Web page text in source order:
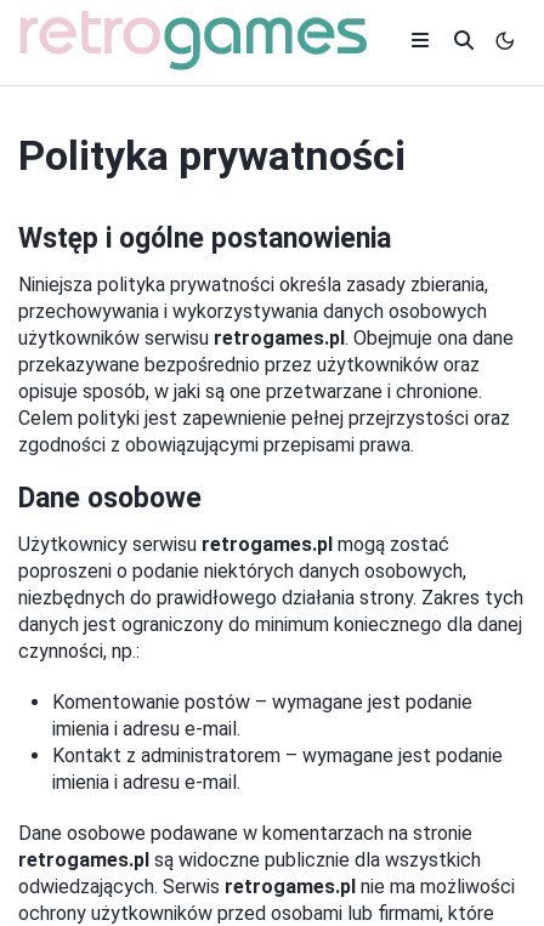
Polityka prywatności
Wstęp i ogólne postanowienia
Niniejsza polityka prywatności określa zasady zbierania,
przechowywania i wykorzystywania danych osobowych
użytkowników serwisu retrogames.pl. Obejmuje ona dane
przekazywane bezpośrednio przez użytkowników oraz
opisuje sposób, w jaki są one przetwarzane i chronione.
Celem polityki jest zapewnienie pełnej przejrzystości oraz
zgodności z obowiązującymi przepisami prawa.
Dane osobowe
Użytkownicy serwisu retrogames.pl mogą zostać
poproszeni o podanie niektórych danych osobowych,
niezbędnych do prawidłowego działania strony. Zakres tych
danych jest ograniczony do minimum koniecznego dla danej
czynności, np.:
Komentowanie postów – wymagane jest podanie
imienia i adresu e-mail.
Kontakt z administratorem – wymagane jest podanie
imienia i adresu e-mail.
Dane osobowe podawane w komentarzach na stronie
retrogames.pl są widoczne publicznie dla wszystkich
odwiedzających. Serwis retrogames.pl nie ma możliwości
ochrony użytkowników przed osobami lub firmami, które